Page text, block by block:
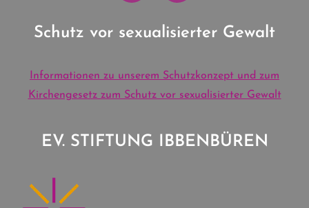
Schutz vor sexualisierter Gewalt
Informationen zu unserem Schutzkonzept und zum
Kirchengesetz zum Schutz vor sexualisierter Gewalt
EV. STIFTUNG IBBENBÜREN